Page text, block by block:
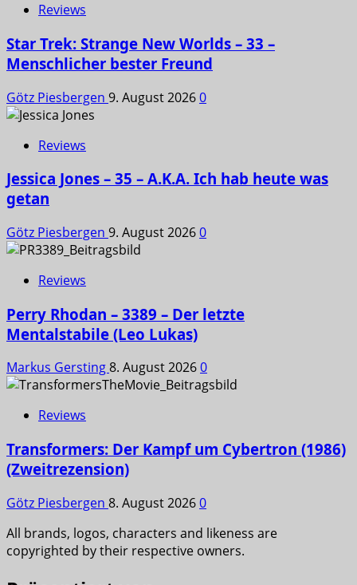
Reviews
Star Trek: Strange New Worlds – 33 –
Menschlicher bester Freund
Götz Piesbergen 9. August 20260
Reviews
Jessica Jones – 35 – A.K.A. Ich hab heute was
getan
Götz Piesbergen 9. August 20260
Reviews
Perry Rhodan – 3389 – Der letzte
Mentalstabile (Leo Lukas)
Markus Gersting8. August 20260
Reviews
Transformers: Der Kampf um Cybertron (1986)
(Zweitrezension)
Götz Piesbergen 8. August 20260
All brands, logos, characters and likeness are
copyrighted by their respective owners.